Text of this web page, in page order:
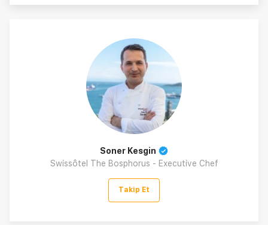
Soner Kesgin
Swissôtel The Bosphorus - Executive Chef
Takip Et